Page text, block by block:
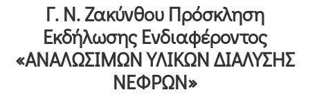
Γ. Ν. Ζακύνθου Πρόσκληση
Εκδήλωσης Ενδιαφέροντος
«ΑΝΑΛΩΣΙΜΩΝ ΥΛΙΚΩΝ ΔΙΑΛΥΣΗΣ
ΝΕΦΡΩΝ»